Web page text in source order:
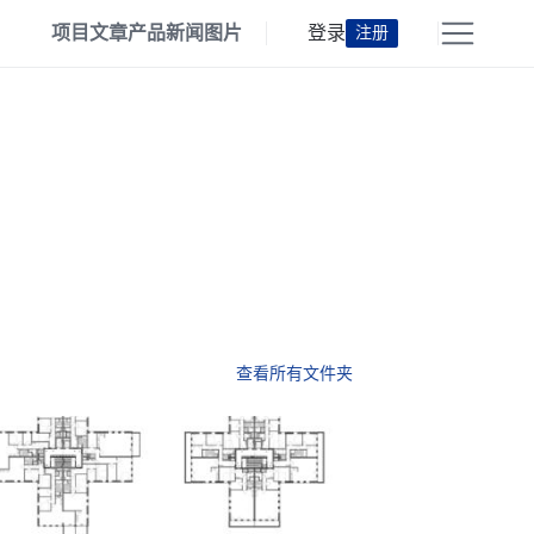
项目文章产品新闻 图片 登录 注册
查看所有文件夹